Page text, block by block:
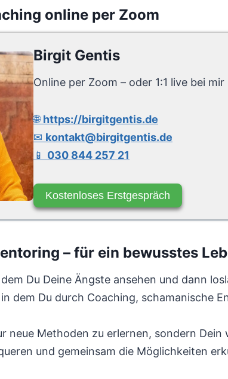
online per Zoom
Birgit Gentis
Online per Zoom – oder 1:1 live bei mir
🌐https://birgitgentis.de
✉ kontakt@birgitgentis.de
📱 030 844 257 21
Kostenloses Erstgespräch
– für ein bewusstes
Du Deine Ängste ansehen und dann
dem Du durch Coaching, schamanische
neue Methoden zu erlernen, sondern Dein
und gemeinsam die Möglichkeiten